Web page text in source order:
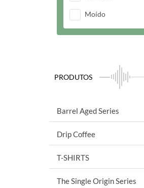
Moído
PRODUTOS
Barrel Aged Series
Drip Coffee
T-SHIRTS
The Single Origin Series